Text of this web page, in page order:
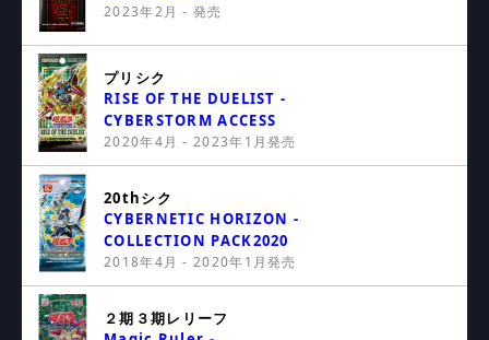
2023年2月 - 発売
プリシク
RISE OF THE DUELIST -
CYBERSTORM ACCESS
2020年4月 - 2023年1月発売
20thシク
CYBERNETIC HORIZON -
COLLECTION PACK2020
2018年4月 - 2020年1月発売
２期３期レリーフ